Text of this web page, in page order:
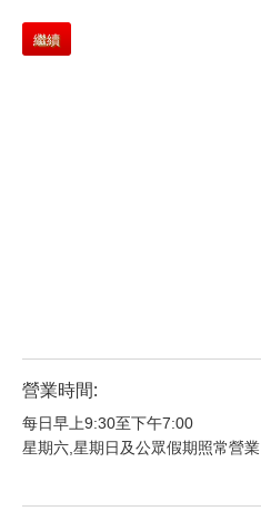
繼續
營業時間:
每日早上9:30至下午7:00
星期六,星期日及公眾假期照常營業